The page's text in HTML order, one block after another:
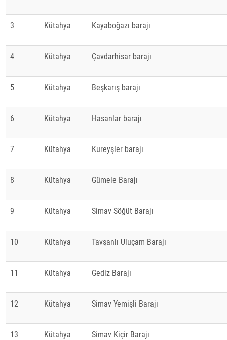
3 Kütahya Kayaboğazı barajı
4 Kütahya Çavdarhisar barajı
5 Kütahya Beşkarış barajı
6 Kütahya Hasanlar barajı
7 Kütahya Kureyşler barajı
8 Kütahya Gümele Barajı
9 Kütahya Simav Söğüt Barajı
10 Kütahya Tavşanlı Uluçam Barajı
11 Kütahya Gediz Barajı
12 Kütahya Simav Yemişli Barajı
13 Kütahya Simav Kiçir Barajı